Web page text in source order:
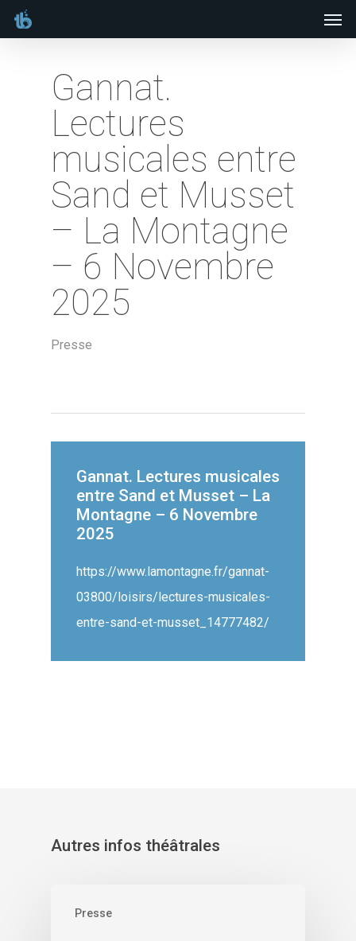
Skip
to
Gannat.
Lectures
musicales entre
Sand et Musset
– La Montagne
– 6 Novembre
2025
Presse
Gannat. Lectures musicales
entre Sand et Musset – La
Montagne – 6 Novembre
2025
https://www.lamontagne.fr/gannat-
03800/loisirs/lectures-musicales-
entre-sand-et-musset_14777482/
Autres infos théâtrales
Presse